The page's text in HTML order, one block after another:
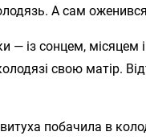
А сам
— із сонцем, місяцем
свою матір.
побачила в